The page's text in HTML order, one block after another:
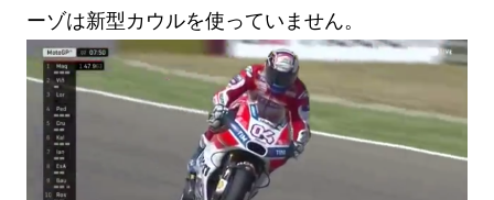
ーゾは新型カウルを使っていません。